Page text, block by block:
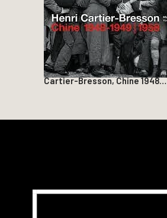
Cartier-Bresson, Chine 1948…